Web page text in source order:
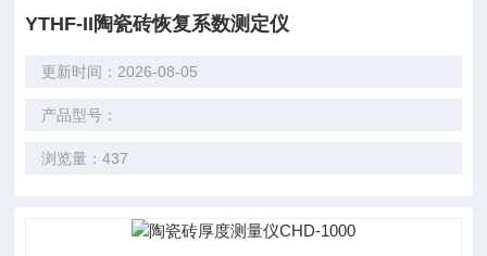
YTHF-II陶瓷砖恢复系数测定仪
更新时间：2026-08-05
产品型号：
浏览量：437